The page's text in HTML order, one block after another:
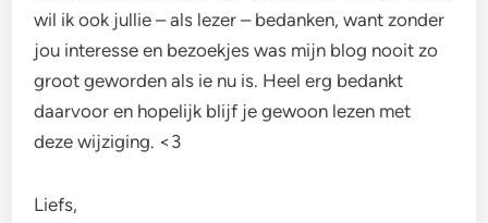
wil ik ook jullie – als lezer – bedanken, want zonder
jou interesse en bezoekjes was mijn blog nooit zo
groot geworden als ie nu is. Heel erg bedankt
daarvoor en hopelijk blijf je gewoon lezen met
deze wijziging. <3
Liefs,